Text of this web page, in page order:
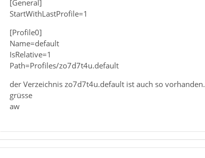
[General]
StartWithLastProfile=1
[Profile0]
Name=default
IsRelative=1
Path=Profiles/zo7d7t4u.default
der Verzeichnis zo7d7t4u.default ist auch so vorhanden.
grüsse
aw